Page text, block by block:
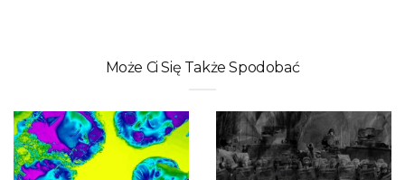
Może Ci Się Także Spodobać